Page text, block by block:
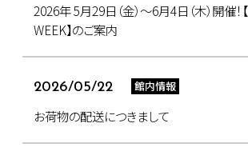
2026年 5月29日（金）～6月4日（木）開催！
WEEK】のご案内
2026/05/22 館内情報
お荷物の配送につきまして